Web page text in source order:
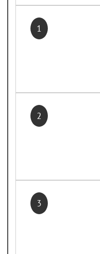
1
2
3